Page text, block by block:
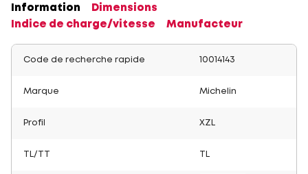
Information
Dimensions
Indice de charge/vitesse
Manufacteur
Code de recherche rapide 10014143
Marque Michelin
Profil XZL
TL/TT